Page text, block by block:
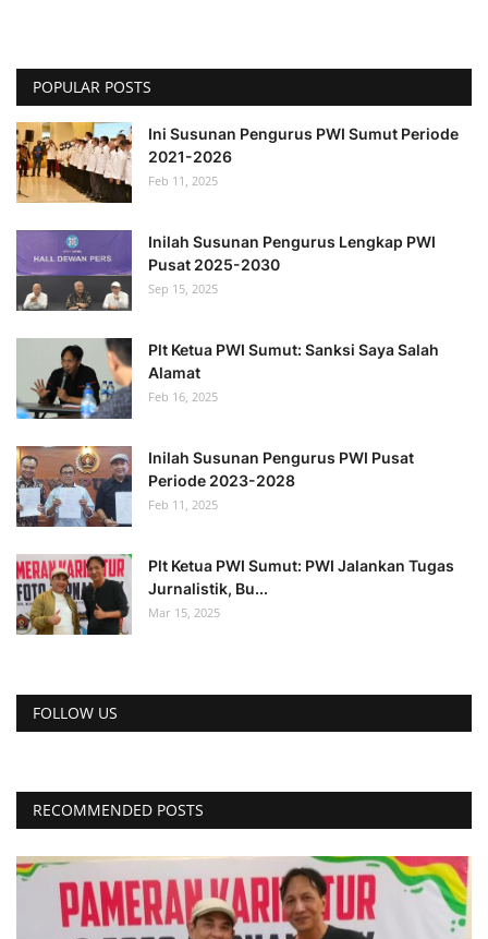
POPULAR POSTS
Ini Susunan Pengurus PWI Sumut Periode
2021-2026
Feb 11, 2025
Inilah Susunan Pengurus Lengkap PWI
Pusat 2025-2030
Sep 15, 2025
Plt Ketua PWI Sumut: Sanksi Saya Salah
Alamat
Feb 16, 2025
Inilah Susunan Pengurus PWI Pusat
Periode 2023-2028
Feb 11, 2025
Plt Ketua PWI Sumut: PWI Jalankan Tugas
Jurnalistik, Bu...
Mar 15, 2025
FOLLOW US
RECOMMENDED POSTS